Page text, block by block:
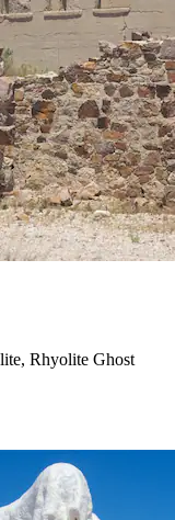
Rhyolite Ghost